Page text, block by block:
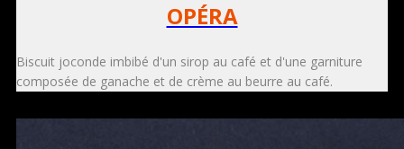
OPÉRA
Biscuit joconde imbibé d'un sirop au café et d'une garniture
composée de ganache et de crème au beurre au café.